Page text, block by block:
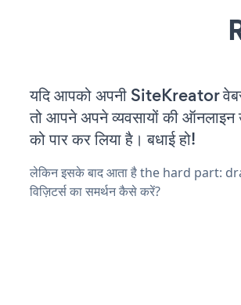
यदि आपको अपनी SiteKreator
तो आपने अपने व्यवसायों की ऑनलाइन
को पार कर लिया है। बधाई हो!
लेकिन इसके बाद आता है the hard part:
विज़िटर्स का समर्थन कैसे करें?